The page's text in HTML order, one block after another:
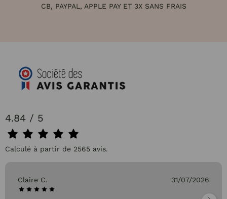
CB, PAYPAL, APPLE PAY ET 3X SANS FRAIS
4.84 / 5
Calculé à partir de 2565 avis.
Claire C. 31/07/2026